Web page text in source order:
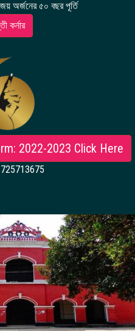
অর্জনের ৫০ বছর পূর্তি
কর্নার
2022-2023 Click Here